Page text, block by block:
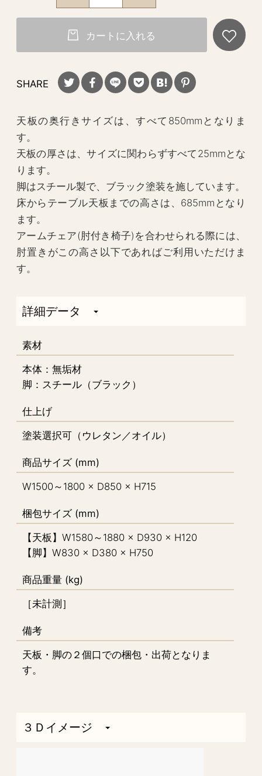
カートに入れる
SHARE
天板の奥行きサイズは、すべて850mmとなりま
す。
天板の厚さは、サイズに関わらずすべて25mmとな
ります。
脚はスチール製で、ブラック塗装を施しています。
床からテーブル天板までの高さは、685mmとなり
ます。
アームチェア(肘付き椅子)を合わせられる際には、
肘置きがこの高さ以下であればご利用いただけま
す。
詳細データ
素材
本体：無垢材
脚：スチール（ブラック）
仕上げ
塗装選択可（ウレタン／オイル）
商品サイズ (mm)
W1500～1800 × D850 × H715
梱包サイズ (mm)
【天板】W1580～1880 × D930 × H120
【脚】W830 × D380 × H750
商品重量 (kg)
［未計測］
備考
天板・脚の２個口での梱包・出荷となりま
す。
３Ｄイメージ